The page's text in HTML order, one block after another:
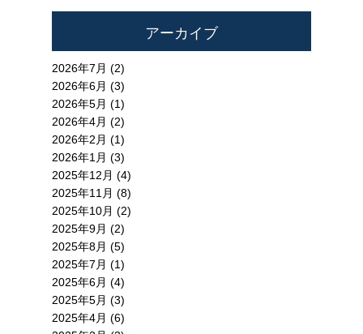
アーカイブ
2026年7月 (2)
2026年6月 (3)
2026年5月 (1)
2026年4月 (2)
2026年2月 (1)
2026年1月 (3)
2025年12月 (4)
2025年11月 (8)
2025年10月 (2)
2025年9月 (2)
2025年8月 (5)
2025年7月 (1)
2025年6月 (4)
2025年5月 (3)
2025年4月 (6)